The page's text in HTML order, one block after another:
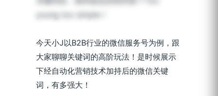
发布时间：2018-09-26 | 阅读时长：3 分钟
young too simple！
今天小J以B2B行业的微信服务号为例，跟
大家聊聊关键词的高阶玩法！是时候展示
下经自动化营销技术加持后的微信关键
词，有多强大！